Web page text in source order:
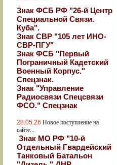
Знак ФСБ РФ "26-й Центр
Специальной Связи.
Куба".
Знак СВР "105 лет ИНО-
СВР-ПГУ"
Знак ФСБ "Первый
Пограничный Кадетский
Военный Корпус."
Спецзнак.
Знак "Управление
Радиосвязи Спецсвязи
ФСО." Спецзнак
28.05.26 Новое поступление на
сайте...
Знак МО РФ "10-й
Отдельный Гвардейский
Танковый Батальон